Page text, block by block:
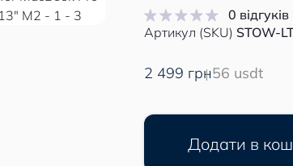
0 відгуків
Артикул (SKU) STOW-
2 499 грн56 usdt
Додати в